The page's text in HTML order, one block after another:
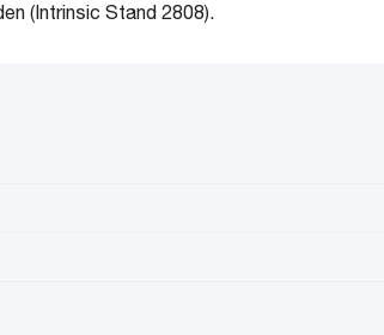
(Intrinsic Stand 2808).